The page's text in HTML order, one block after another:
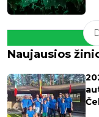
Naujausios